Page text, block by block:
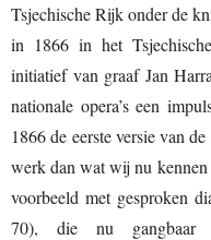
Tsjechische Rijk onder de
in 1866 in het
initiatief van graaf Jan
nationale opera’s een
1866 de eerste versie van de
werk dan wat wij nu kennen
voorbeeld met gesproken
70), die nu gangbaar